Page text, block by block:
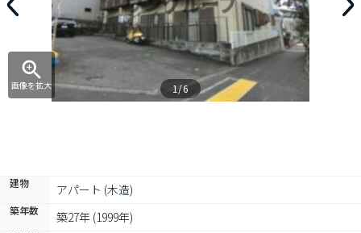
画像を拡大 1/6
建物 アパート (木造)
築年数 築27年 (1999年)